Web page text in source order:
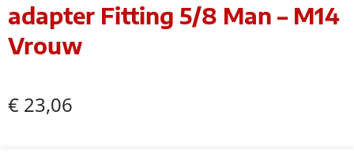
Man
-
aantal
adapter Fitting 5/8 Man – M14
Vrouw
€ 23,06